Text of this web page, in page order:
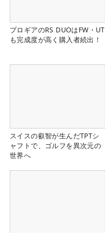
プロギアのRS DUOはFW・UT
も完成度が高く購入者続出！
スイスの叡智が生んだTPTシ
ャフトで、ゴルフを異次元の
世界へ